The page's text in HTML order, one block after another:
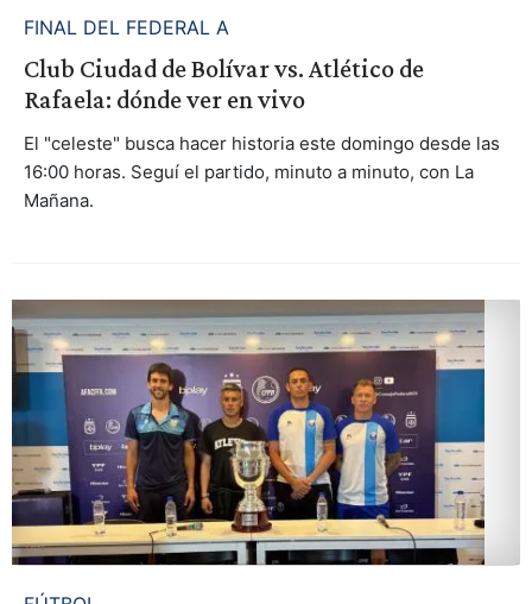
FINAL DEL FEDERAL A
Club Ciudad de Bolívar vs. Atlético de
Rafaela: dónde ver en vivo
El "celeste" busca hacer historia este domingo desde las
16:00 horas. Seguí el partido, minuto a minuto, con La
Mañana.